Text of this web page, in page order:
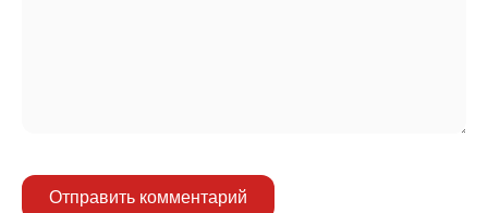
Отправить комментарий